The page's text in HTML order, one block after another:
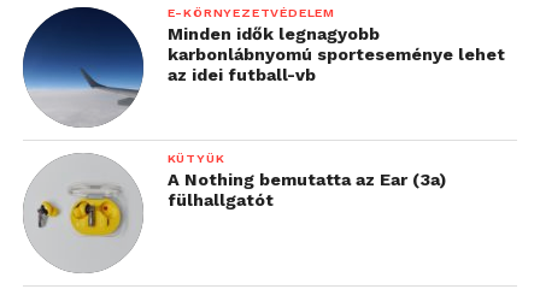
E-KÖRNYEZETVÉDELEM
Minden idők legnagyobb
karbonlábnyomú sporteseménye lehet
az idei futball-vb
KÜTYÜK
A Nothing bemutatta az Ear (3a)
fülhallgatót